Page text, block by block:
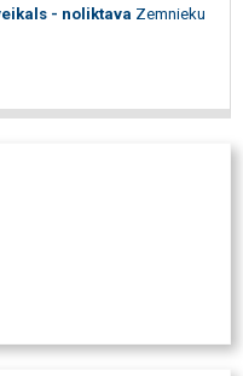
- noliktava Zemnieku